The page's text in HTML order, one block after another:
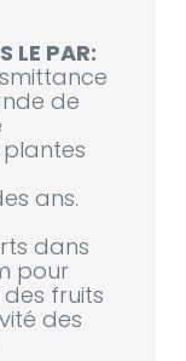
LE PAR:
de
ans.
dans
pour
fruits
des